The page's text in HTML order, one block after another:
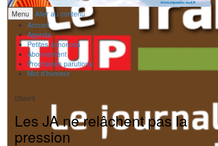
Menu
Aller au contenu
Accueil
Agenda
Petites annonces
Abonnement
Prochaines parutions
Mot d’humeur
05avril
Les JA ne relâchent pas la
pression